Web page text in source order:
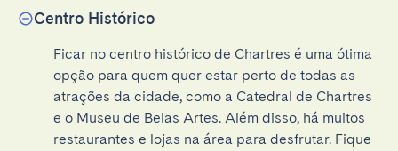
Centro Histórico
Ficar no centro histórico de Chartres é uma ótima
opção para quem quer estar perto de todas as
atrações da cidade, como a Catedral de Chartres
e o Museu de Belas Artes. Além disso, há muitos
restaurantes e lojas na área para desfrutar. Fique